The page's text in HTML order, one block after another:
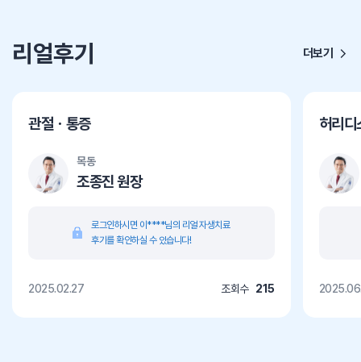
리얼후기 더보기
관절ㆍ통증
목동
조종진 원장
로그인하시면 이****님의 리얼 자생치료
후기를 확인하실 수 있습니다!
2025.02.27 조회수 215
허리디